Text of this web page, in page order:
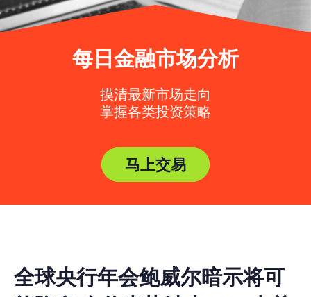
每日金融市场分析
摸清最新市场走向
掌握各类投资策略
马上交易
全球央行年会鲍威尔暗示将可